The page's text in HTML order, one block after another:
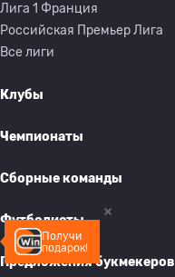
Получи
подарок!
Лига 1 Франция
Российская Премьер Лига
Все лиги
Клубы
Чемпионаты
Сборные команды
Футболисты
Предложения букмекеров